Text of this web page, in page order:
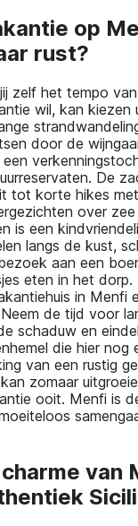
op
rust?
zelf het tempo
wil, kan kiezen
door de
De
tot korte hikes
over
is een
langs de kust,
aan een
eten in het
in Menfi
de tijd voor
schaduw en
die hier nog
van een rustig
zomaar
ooit. Menfi is
van